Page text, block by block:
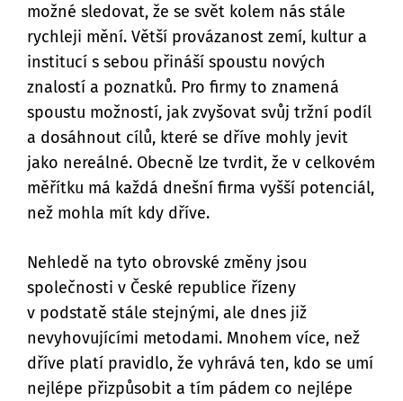
možné sledovat, že se svět kolem nás stále
rychleji mění. Větší provázanost zemí, kultur a
institucí s sebou přináší spoustu nových
znalostí a poznatků. Pro firmy to znamená
spoustu možností, jak zvyšovat svůj tržní podíl
a dosáhnout cílů, které se dříve mohly jevit
jako nereálné. Obecně lze tvrdit, že v celkovém
měřítku má každá dnešní firma vyšší potenciál,
než mohla mít kdy dříve.
Nehledě na tyto obrovské změny jsou
společnosti v České republice řízeny
v podstatě stále stejnými, ale dnes již
nevyhovujícími metodami. Mnohem více, než
dříve platí pravidlo, že vyhrává ten, kdo se umí
nejlépe přizpůsobit a tím pádem co nejlépe